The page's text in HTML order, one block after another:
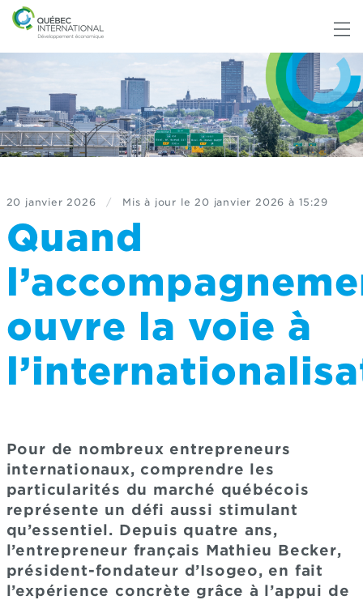
20 janvier 2026 / Mis à jour le 20 janvier 2026 à 15:29
Quand
ouvre la voie à
Pour de nombreux entrepreneurs
internationaux, comprendre les
particularités du marché québécois
représente un défi aussi stimulant
qu’essentiel. Depuis quatre ans,
l’entrepreneur français Mathieu Becker,
président-fondateur d’Isogeo, en fait
l’expérience concrète grâce à l’appui de